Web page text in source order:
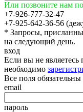
Или позвоните нам
+7-926-777-32-47
+7-925-642-36-56
* Запросы,
на следующий день.
вход
Если вы не
необходимо
Все поля
email
пароль